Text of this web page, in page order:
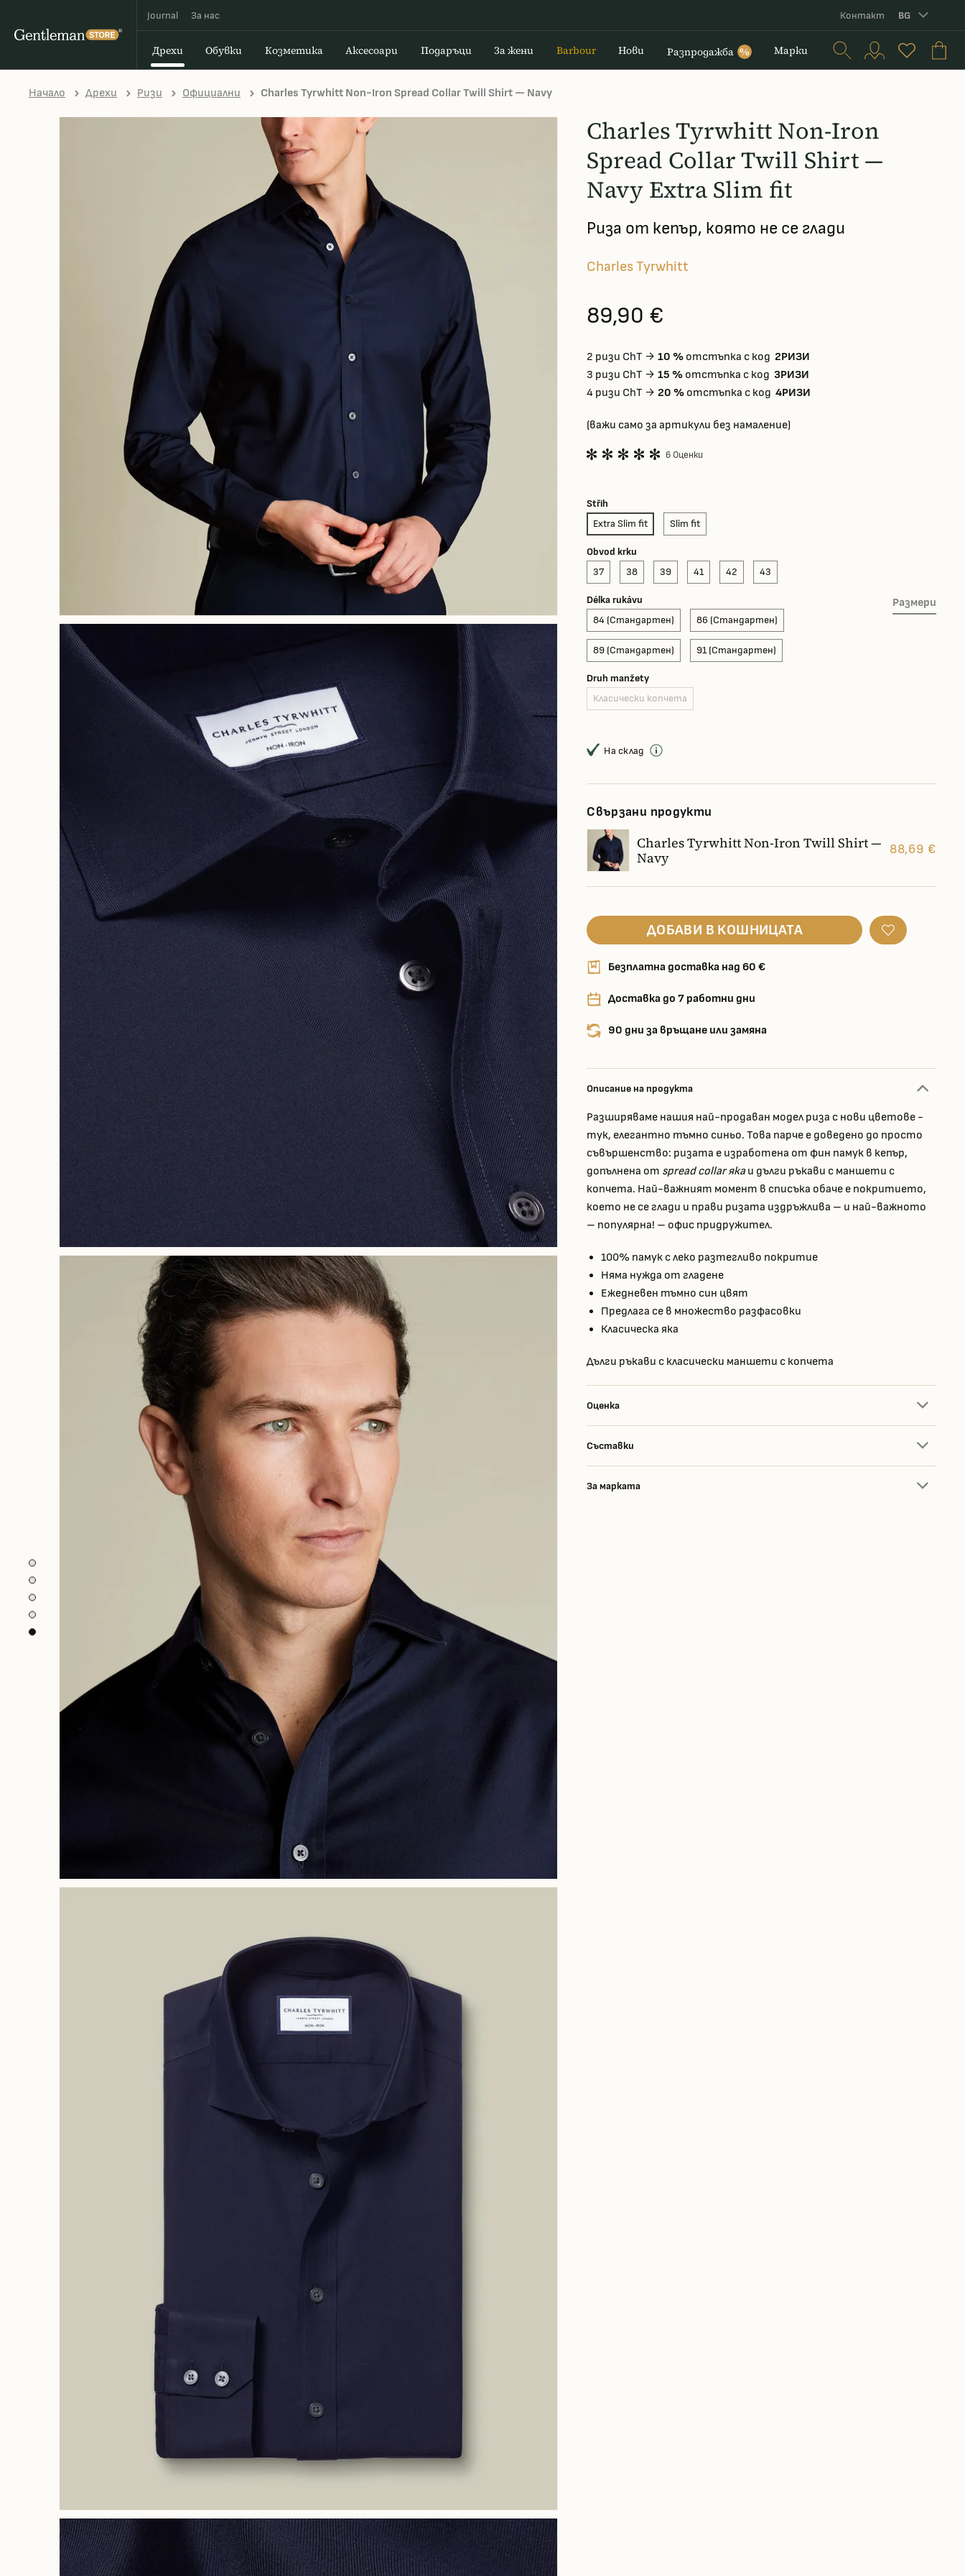
Journal За наc Контакт BG
Дрехи Обувки Козметика Аксесоари Подаръци За жени Barbour Нови Разпродажба % Марки
Начало Дрехи Ризи Официални Charles Tyrwhitt Non-Iron Spread Collar Twill Shirt — Navy
Charles Tyrwhitt Non-Iron
Spread Collar Twill Shirt —
Navy Extra Slim fit
Риза от кепър, която не се глади
Charles Tyrwhitt
89,90 €
2 ризи ChT →10 % отстъпка с код 2РИЗИ
3 ризи ChT →15 % отстъпка с код 3РИЗИ
4 ризи ChT → 20 % отстъпка с код 4РИЗИ
(важи само за артикули без намаление)
6 Оценки
Střih
Extra Slim fit
Slim fit
Obvod krku
37
38 39 41 42 43
Délka rukávu
84 (Стандартен)
86 (Стандартен)
89 (Стандартен) 91 (Стандартен)
Druh manžety
Класически копчета
Размери
На склад
Свързани продукти
Charles Tyrwhitt Non-Iron Twill Shirt —
Navy
88,69 €
ДОБАВИ В КОШНИЦАТА
Безплатна доставка над 60 €
Доставка до 7 работни дни
90 дни за връщане или замяна
Описание на продукта
Разширяваме нашия най-продаван модел риза с нови цветове -
тук, елегантно тъмно синьо. Това парче е доведено до просто
съвършенство: ризата е изработена от фин памук в кепър,
допълнена от spread collar якаи дълги ръкави с маншети с
копчета. Най-важният момент в списъка обаче е покритието,
което не се глади и прави ризата издръжлива – и най-важното
– популярна! – офис придружител.
100% памук с леко разтегливо покритие
Няма нужда от гладене
Ежедневен тъмно син цвят
Предлага се в множество разфасовки
Класическа яка
Дълги ръкави с класически маншети с копчета
Оценка
Съставки
За марката